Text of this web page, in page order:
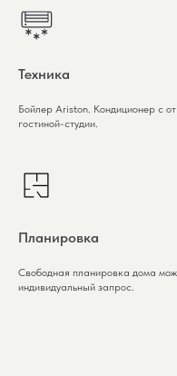
Техника
Бойлер Ariston. Кондиционер с
гостиной-студии.
Планировка
Свободная планировка дома
индивидуальный запрос.